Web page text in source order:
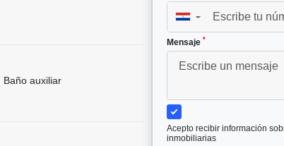
Baño auxiliar
▼
Mensaje *
Acepto recibir información
inmobiliarias